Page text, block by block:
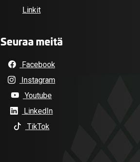
Linkit
Seuraa meitä
Facebook
Instagram
Youtube
LinkedIn
TikTok